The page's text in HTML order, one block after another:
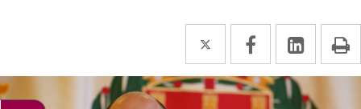
Twitter
Enlace
a
una
Facebook
Enlace
a
una
Enlace
a
una